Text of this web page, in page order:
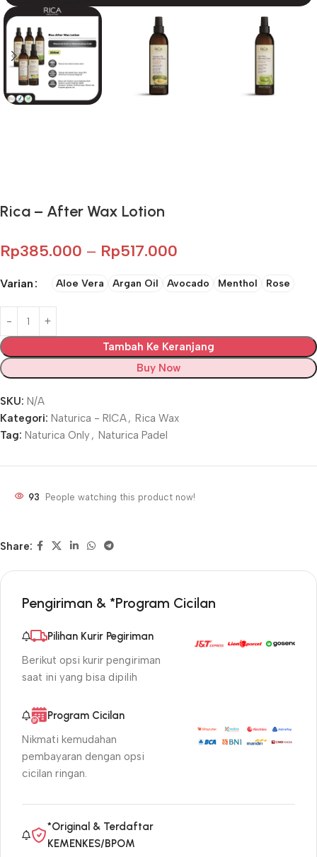
Rica – After Wax Lotion
Rp385.000 – Rp517.000
Varian Aloe Vera Argan Oil Avocado Menthol Rose
Tambah Ke Keranjang
Buy Now
SKU: N/A
Kategori: Naturica - RICA, Rica Wax
Tag: Naturica Only, Naturica Padel
93 People watching this product now!
Share:
Pengiriman & *Program Cicilan
Pilihan Kurir Pegiriman
Berikut opsi kurir pengiriman
saat ini yang bisa dipilih
Program Cicilan
Nikmati kemudahan
pembayaran dengan opsi
cicilan ringan.
*Original & Terdaftar
KEMENKES/BPOM